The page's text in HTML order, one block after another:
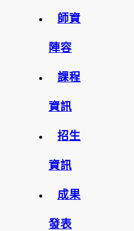
師資
陣容
課程
資訊
招生
資訊
成果
發表